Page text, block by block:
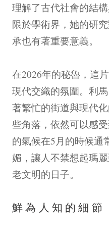
理解了古代社會的結
限於學術界，她的研
承也有著重要意義。
在2026年的秘魯，這
現代交織的氛圍。利
著繁忙的街道與現代
些角落，依然可以感
的氣候在5月的時候通
媚，讓人不禁想起瑪
老文明的日子。
鮮為人知的細節